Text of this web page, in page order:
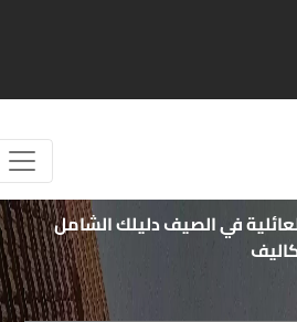
في الصيف دليلك الشامل